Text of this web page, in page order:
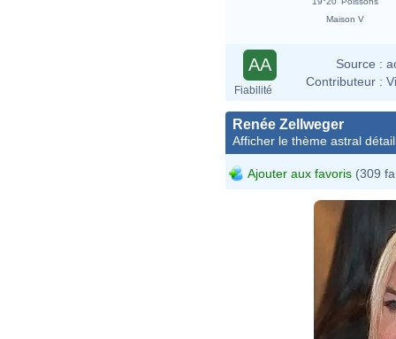
Maison V
AA
Fiabilité
Source :
Contributeur :
Renée Zellweger
Afficher le thème astral
Ajouter aux favoris (309